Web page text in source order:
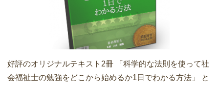
好評のオリジナルテキスト2冊 「科学的な法則を使って社
会福祉士の勉強をどこから始めるか1日でわかる方法」 と